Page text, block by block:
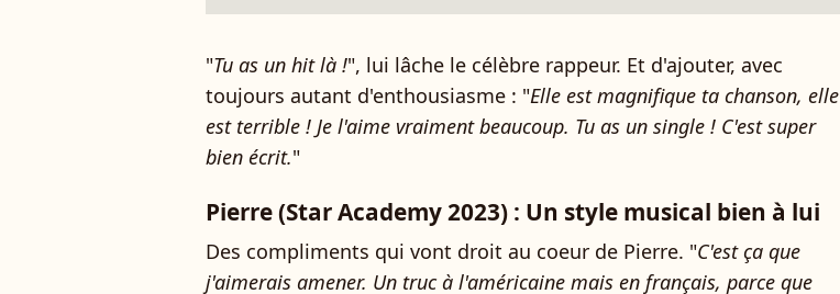
"Tu as un hit là !", lui lâche le célèbre rappeur. Et d'ajouter, avec
toujours autant d'enthousiasme : "Elle est magnifique ta chanson, elle
est terrible ! Je l'aime vraiment beaucoup. Tu as un single ! C'est super
bien écrit."
Pierre (Star Academy 2023) : Un style musical bien à lui
Des compliments qui vont droit au coeur de Pierre. "C'est ça que
j'aimerais amener. Un truc à l'américaine mais en français, parce que